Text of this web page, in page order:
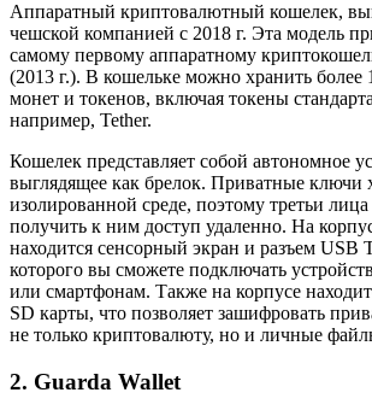
Аппаратный криптовалютный кошелек,
чешской компанией с 2018 г. Эта модель
самому первому аппаратному
(2013 г.). В кошельке можно хранить более
монет и токенов, включая токены
например, Tether.
Кошелек представляет собой автономное
выглядящее как брелок. Приватные ключи
изолированной среде, поэтому третьи
получить к ним доступ удаленно. На
находится сенсорный экран и разъем
которого вы сможете подключать
или смартфонам. Также на корпусе
SD карты, что позволяет зашифровать
не только криптовалюту, но и личные
2. Guarda Wallet